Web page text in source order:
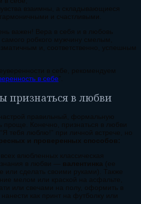
взаимны, а складывающиеся
и счастливыми.
важен! Вера в себя и в любовь
робкого мужчину смелым,
и, соответственно, успешным
в себе, рекомендуем
в себе
признаться в любви
правильный, формальную
проще. Конечно, признаться в любви
тебя люблю!” при личной встрече, но
и проверенных способов:
влюбленных классическая
в любви —
валентинка
(ее
или сделать своими руками). Также
мелом или краской на асфальте,
или свечами на полу, оформить в
как принт на футболку или